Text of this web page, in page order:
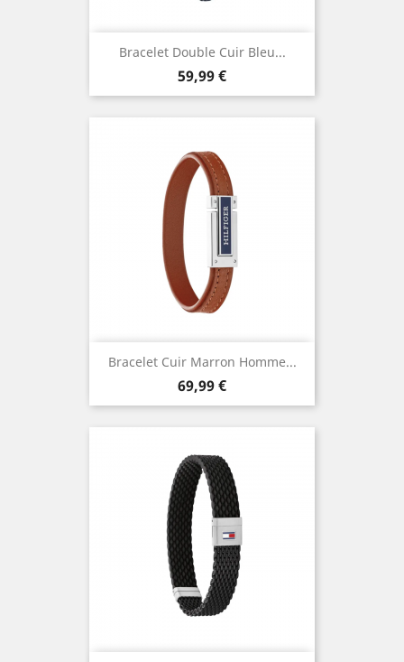
Bracelet Double Cuir Bleu...
Prix
59,99 €
Bracelet Cuir Marron Homme...
Prix
69,99 €